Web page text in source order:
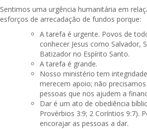
Sentimos uma urgência humanitária em
esforços de arrecadação de fundos porque:
A tarefa é urgente. Povos de
conhecer Jesus como Salvador,
Batizador no Espírito Santo.
A tarefa é grande.
Nosso ministério tem
merecem apoio; não
pessoas que nos ajudem a
Dar é um ato de obediência
Provérbios 3:9; 2 Coríntios 9:7).
encorajar as pessoas a dar.